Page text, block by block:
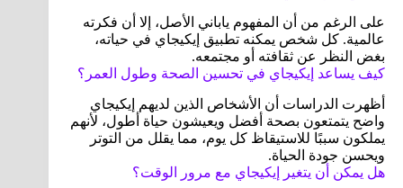
على الرغم من أن المفهوم ياباني الأصل، إلا أن فكرته
عالمية. كل شخص يمكنه تطبيق إيكيجاي في حياته،
بغض النظر عن ثقافته أو مجتمعه.
كيف يساعد إيكيجاي في تحسين الصحة وطول العمر؟
أظهرت الدراسات أن الأشخاص الذين لديهم إيكيجاي
واضح يتمتعون بصحة أفضل ويعيشون حياة أطول، لأنهم
يملكون سببًا للاستيقاظ كل يوم، مما يقلل من التوتر
ويحسن جودة الحياة.
هل يمكن أن يتغير إيكيجاي مع مرور الوقت؟